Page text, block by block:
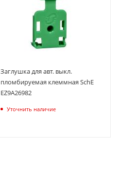
Заглушка для авт. выкл.
пломбируемая клеммная SchE
EZ9A26982
Уточнить наличие